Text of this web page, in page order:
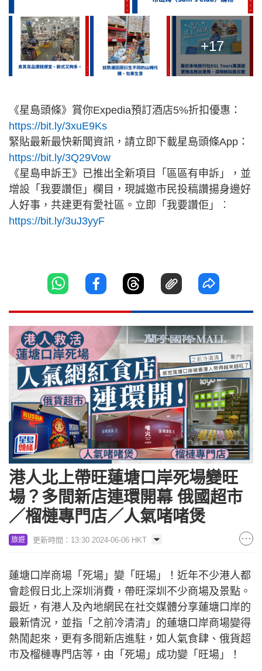
+17
《星島頭條》賞你Expedia預訂酒店5%折扣優惠：
https://bit.ly/3xuE9Ks
緊貼最新最快新聞資訊，請立即下載星島頭條App：
https://bit.ly/3Q29Vow
《星島申訴王》已推出全新項目「區區有申訴」，並
增設「我要讚佢」欄目，現誠邀市民投稿讚揚身邊好
人好事，共建更有愛社區。立即「我要讚佢」︰
https://bit.ly/3uJ3yyF
港人北上帶旺蓮塘口岸死場變旺
場？多間新店連環開幕 俄國超市
／榴槤專門店／人氣啫啫煲
旅遊 更新時間：13:30 2024-06-06 HKT
蓮塘口岸商場「死場」變「旺場」！近年不少港人都
會趁假日北上深圳消費，帶旺深圳不少商場及景點。
最近，有港人及內地網民在社交媒體分享蓮塘口岸的
最新情況，並指「之前冷清清」的蓮塘口岸商場變得
熱鬧起來，更有多間新店進駐，如人氣食肆、俄貨超
市及榴槤專門店等，由「死場」成功變「旺場」！